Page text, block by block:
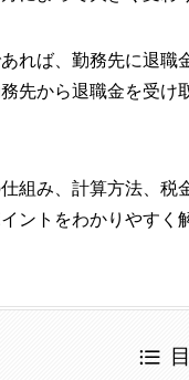
れば、勤務先に退
先から退職金を受け
組み、計算方法、
ントをわかりやすく